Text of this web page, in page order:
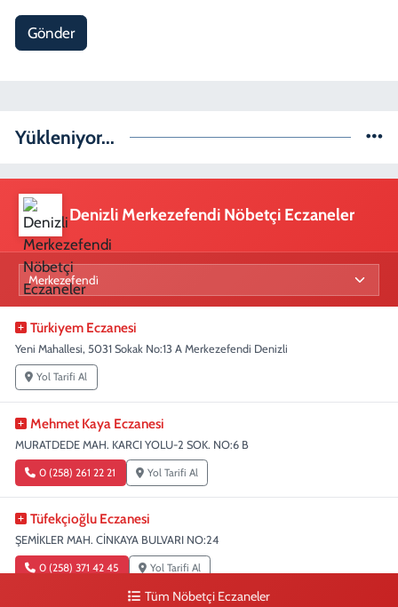
Gönder
Yükleniyor...
Denizli Merkezefendi Nöbetçi Eczaneler
Türkiyem Eczanesi
Yeni Mahallesi, 5031 Sokak No:13 A Merkezefendi Denizli
Yol Tarifi Al
Mehmet Kaya Eczanesi
MURATDEDE MAH. KARCI YOLU-2 SOK. NO:6 B
0 (258) 261 22 21 Yol Tarifi Al
Tüfekçioğlu Eczanesi
ŞEMİKLER MAH. CİNKAYA BULVARI NO:24
0 (258) 371 42 45 Yol Tarifi Al
Tüm Nöbetçi Eczaneler